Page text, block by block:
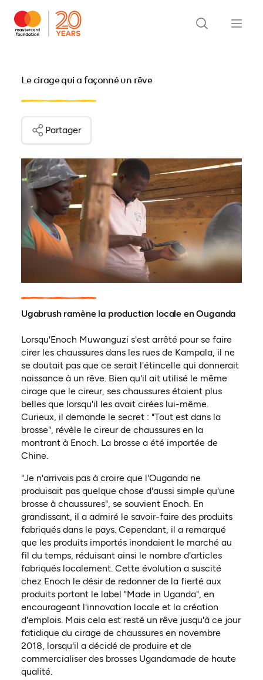
Le cirage qui a façonné un rêve
Partager
Ugabrush ramène la production locale en Ouganda
Lorsqu'Enoch Muwanguzi s'est arrêté pour se faire
cirer les chaussures dans les rues de Kampala, il ne
se doutait pas que ce serait l'étincelle qui donnerait
naissance à un rêve. Bien qu'il ait utilisé le même
cirage que le cireur, ses chaussures étaient plus
belles que lorsqu'il les avait cirées lui-même.
Curieux, il demande le secret : "Tout est dans la
brosse", révèle le cireur de chaussures en la
montrant à Enoch. La brosse a été importée de
Chine.
"Je n'arrivais pas à croire que l'Ouganda ne
produisait pas quelque chose d'aussi simple qu'une
brosse à chaussures", se souvient Enoch. En
grandissant, il a admiré le savoir-faire des produits
fabriqués dans le pays. Cependant, il a remarqué
que les produits importés inondaient le marché au
fil du temps, réduisant ainsi le nombre d'articles
fabriqués localement. Cette évolution a suscité
chez Enoch le désir de redonner de la fierté aux
produits portant le label "Made in Uganda", en
encourageant l'innovation locale et la création
d'emplois. Mais cela est resté un rêve jusqu'à ce jour
fatidique du cirage de chaussures en novembre
2018, lorsqu'il a décidé de produire et de
commercialiser des brosses Ugandamade de haute
qualité.